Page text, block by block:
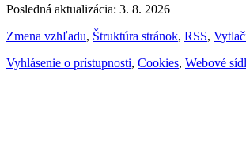
Posledná aktualizácia: 3. 8. 2026
Zmena vzhľadu, Štruktúra stránok, RSS,
Vyhlásenie o prístupnosti, Cookies, Webové